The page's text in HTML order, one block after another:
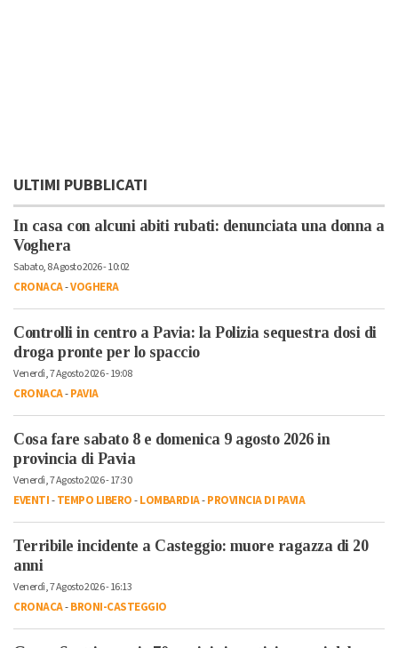
ULTIMI PUBBLICATI
In casa con alcuni abiti rubati: denunciata una donna a
Voghera
Sabato, 8 Agosto 2026 - 10:02
CRONACA-VOGHERA
Controlli in centro a Pavia: la Polizia sequestra dosi di
droga pronte per lo spaccio
Venerdì, 7 Agosto 2026 - 19:08
CRONACA-PAVIA
Cosa fare sabato 8 e domenica 9 agosto 2026 in
provincia di Pavia
Venerdì, 7 Agosto 2026 - 17:30
EVENTI-TEMPO LIBERO-LOMBARDIA-PROVINCIA DI PAVIA
Terribile incidente a Casteggio: muore ragazza di 20
anni
Venerdì, 7 Agosto 2026 - 16:13
CRONACA-BRONI-CASTEGGIO